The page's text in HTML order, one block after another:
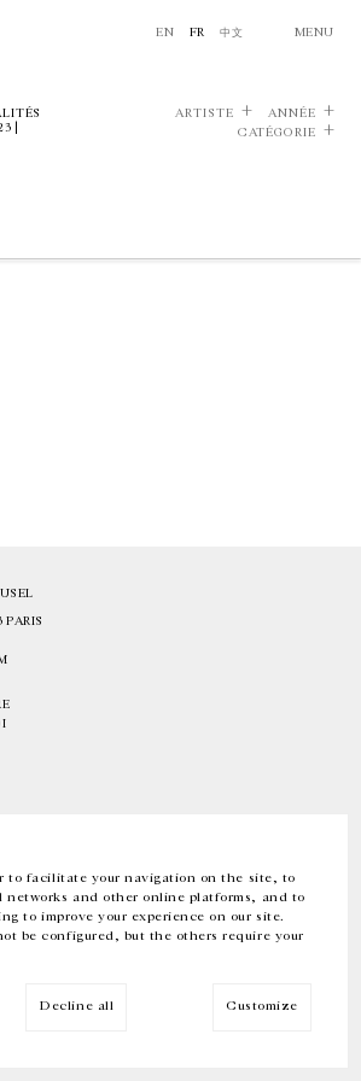
to facilitate your navigation on the site, to
networks and other online platforms, and to
to improve your experience on our site.
be configured, but the others require your
Decline all Customize
EN FR 中文 MENU
|
ARTISTE
ANNÉE
CATÉGORIE
PARIS
Instagram